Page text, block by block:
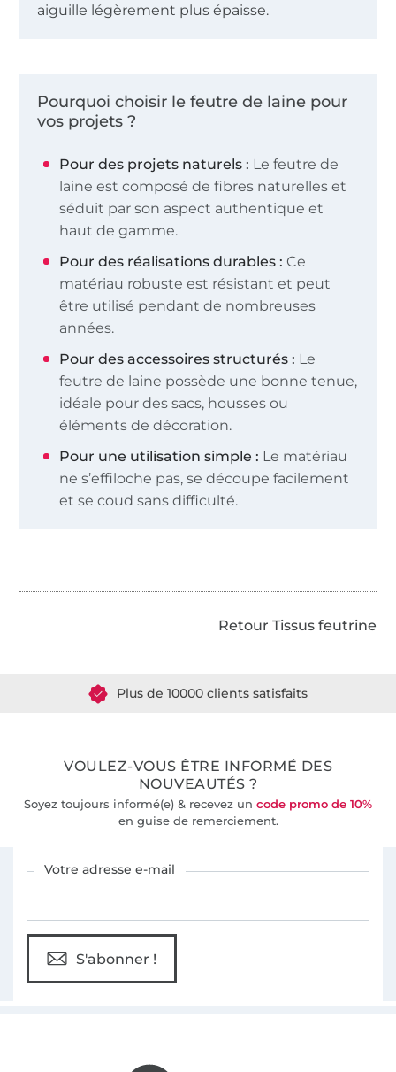
aiguille légèrement plus épaisse.
Pourquoi choisir le feutre de laine pour
vos projets ?
Pour des projets naturels : Le feutre de
laine est composé de fibres naturelles et
séduit par son aspect authentique et
haut de gamme.
Pour des réalisations durables : Ce
matériau robuste est résistant et peut
être utilisé pendant de nombreuses
années.
Pour des accessoires structurés : Le
feutre de laine possède une bonne tenue,
idéale pour des sacs, housses ou
éléments de décoration.
Pour une utilisation simple : Le matériau
ne s’effiloche pas, se découpe facilement
et se coud sans difficulté.
Retour Tissus feutrine
Plus de 1.8 millions de mètres de tissu en stock
VOULEZ-VOUS ÊTRE INFORMÉ DES
NOUVEAUTÉS ?
Soyez toujours informé(e) & recevez un code promo de 10%
en guise de remerciement.
Votre adresse e-mail
S'abonner !